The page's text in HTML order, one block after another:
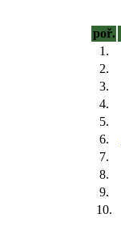
poř.
1.
2.
3.
4.
5.
6.
7.
8.
9.
10.